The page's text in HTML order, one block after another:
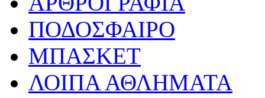
ΠΟΔΟΣΦΑΙΡΟ
ΜΠΑΣΚΕΤ
ΛΟΙΠΑ ΑΘΛΗΜΑΤΑ